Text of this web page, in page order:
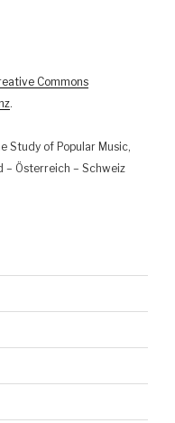
Commons
.
Study of Popular Music,
– Österreich – Schweiz